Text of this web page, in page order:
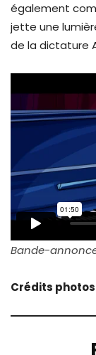
également
jette une
de la dictature
Bande-
Crédits photos